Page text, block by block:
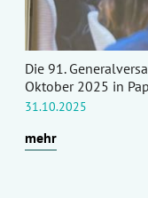
Die 91.
Oktober 2025 in
31.10.2025
mehr